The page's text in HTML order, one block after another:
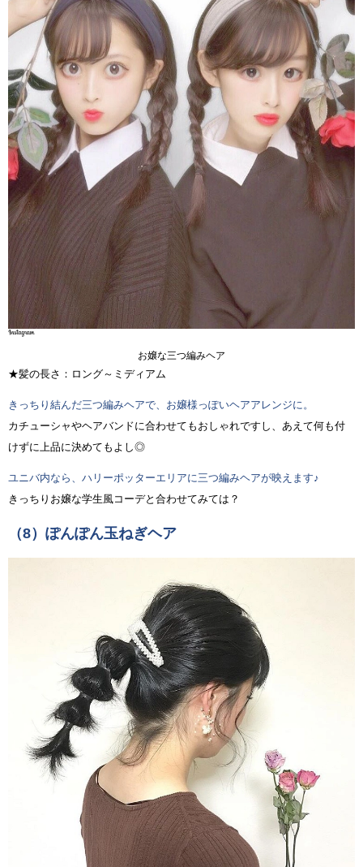
お嬢な三つ編みヘア
★髪の長さ：ロング～ミディアム
きっちり結んだ三つ編みヘアで、お嬢様っぽいヘアアレンジに。
カチューシャやヘアバンドに合わせてもおしゃれですし、あえて何も付
けずに上品に決めてもよし◎
ユニバ内なら、ハリーポッターエリアに三つ編みヘアが映えます♪
きっちりお嬢な学生風コーデと合わせてみては？
（8）ぽんぽん玉ねぎヘア